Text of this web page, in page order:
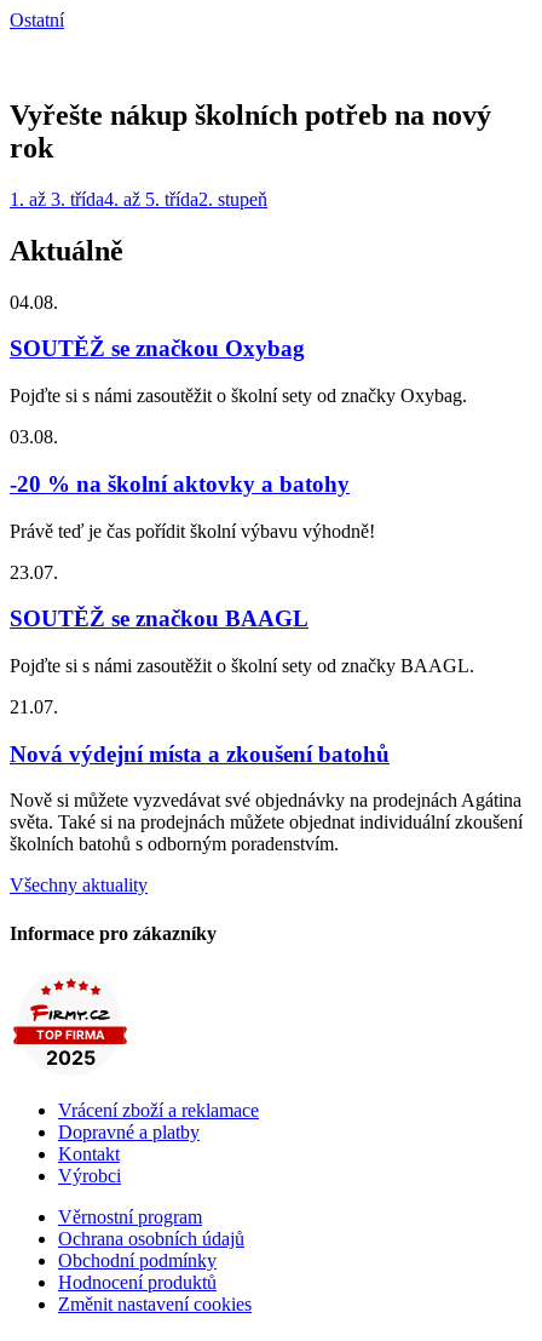
Ostatní
Vyřešte nákup školních potřeb na nový
rok
1. až 3. třída4. až 5. třída2. stupeň
Aktuálně
04.08.
SOUTĚŽ se značkou Oxybag
Pojďte si s námi zasoutěžit o školní sety od značky Oxybag.
03.08.
-20 % na školní aktovky a batohy
Právě teď je čas pořídit školní výbavu výhodně!
23.07.
SOUTĚŽ se značkou BAAGL
Pojďte si s námi zasoutěžit o školní sety od značky BAAGL.
21.07.
Nová výdejní místa a zkoušení batohů
Nově si můžete vyzvedávat své objednávky na prodejnách Agátina
světa. Také si na prodejnách můžete objednat individuální zkoušení
školních batohů s odborným poradenstvím.
Všechny aktuality
Informace pro zákazníky
Vrácení zboží a reklamace
Dopravné a platby
Kontakt
Výrobci
Věrnostní program
Ochrana osobních údajů
Obchodní podmínky
Hodnocení produktů
Změnit nastavení cookies